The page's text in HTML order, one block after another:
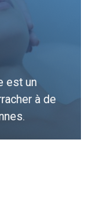
est un
à de